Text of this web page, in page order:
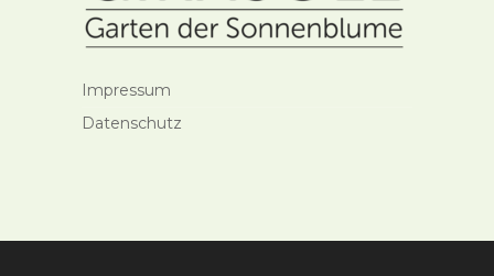
Impressum
Datenschutz